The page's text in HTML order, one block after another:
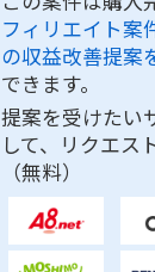
フィリエイト案
の収益改善提案
できます。
提案を受けたい
して、リクエス
（無料）